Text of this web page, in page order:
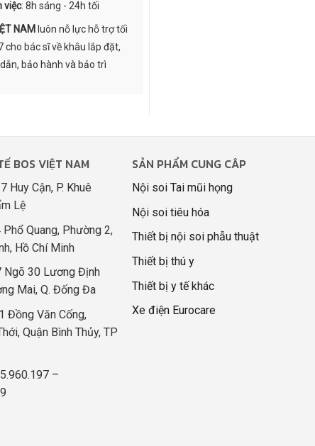
việc: 8h sáng - 24h tối
NAM luôn nỗ lực hỗ trợ tối
cho bác sĩ về khâu lắp đặt,
bảo hành và bảo trì
BOS VIỆT NAM
Huy Cận, P. Khuê
Lệ
Quang, Phường 2,
Hồ Chí Minh
Ngõ 30 Lương Định
Mai, Q. Đống Đa
Đồng Văn Cống,
Quận Bình Thủy, TP
–
SẢN PHẨM CUNG CÂP
Nội soi Tai mũi họng
Nội soi tiêu hóa
Thiết bị nội soi phẫu thuật
Thiết bị thú y
Thiết bị y tế khác
Xe điện Eurocare